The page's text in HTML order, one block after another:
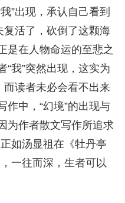
”出现，承认自己看到
复活了，砍倒了这颗海
是在人物命运的至悲之
“我”突然出现，这实为
而读者未必会看不出来
作中，“幻境”的出现与
为作者散文写作所追求
正如汤显祖在《牡丹亭
一往而深，生者可以